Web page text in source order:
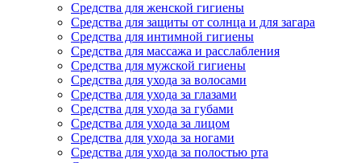
Средства для женской гигиены
Средства для защиты от солнца и для загара
Средства для интимной гигиены
Средства для массажа и расслабления
Средства для мужской гигиены
Средства для ухода за волосами
Средства для ухода за глазами
Средства для ухода за губами
Средства для ухода за лицом
Средства для ухода за ногами
Средства для ухода за полостью рта